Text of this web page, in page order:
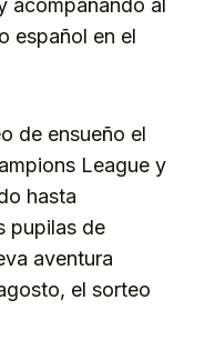
acompañando al
español en el
de ensueño el
League y
hasta
pupilas de
aventura
el sorteo